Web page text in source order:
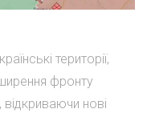
території,
фронту
відкриваючи нові